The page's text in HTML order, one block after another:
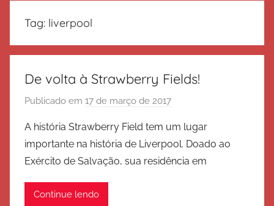
conteúdo
Tag: liverpool
De volta à Strawberry Fields!
Publicado em 17 de março de 2017
r
E
x
A história Strawberry Field tem um lugar
importante na história de Liverpool. Doado ao
Exército de Salvação, sua residência em
Continue lendo